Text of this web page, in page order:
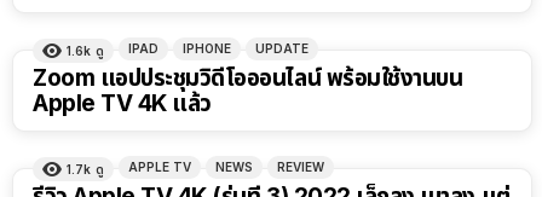
1.6k ดู IPAD IPHONE UPDATE
Zoom แอปประชุมวิดีโอออนไลน์ พร้อมใช้งานบน
Apple TV 4K แล้ว
1.7k ดู APPLE TV NEWS REVIEW